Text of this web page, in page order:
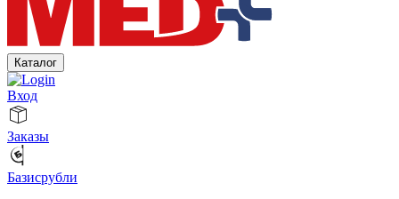
Каталог
Вход
Заказы
Базисрубли